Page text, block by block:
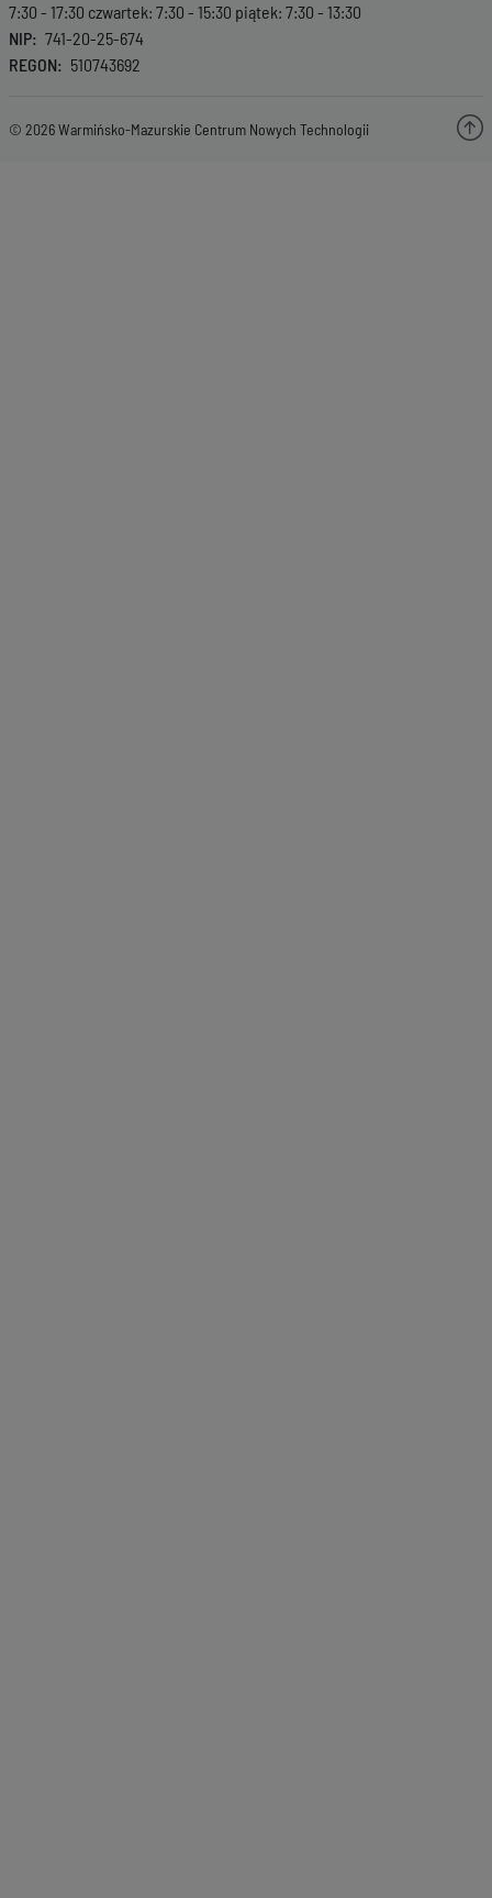
7:30 - 17:30 czwartek: 7:30 - 15:30 piątek: 7:30 - 13:30
NIP
741-20-25-674
REGON
510743692
© 2026 Warmińsko-Mazurskie Centrum Nowych Technologii